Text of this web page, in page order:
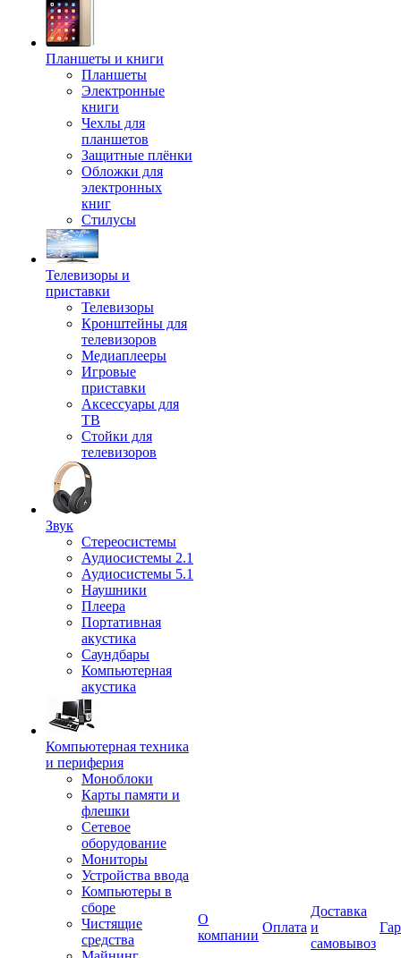
Планшеты и книги
Планшеты
Электронные
книги
Чехлы для
планшетов
Защитные плёнки
Обложки для
электронных
книг
Стилусы
Телевизоры и
приставки
Телевизоры
Кронштейны для
телевизоров
Медиаплееры
Игровые
приставки
Аксессуары для
ТВ
Стойки для
телевизоров
Звук
Стереосистемы
Аудиосистемы 2.1
Аудиосистемы 5.1
Наушники
Плеера
Портативная
акустика
Саундбары
Компьютерная
акустика
Компьютерная техника
и периферия
Моноблоки
Карты памяти и
флешки
Сетевое
оборудование
Мониторы
Устройства ввода
Компьютеры в
сборе
Чистящие
средства
О
компании
Оплата
Доставка
и
самовывоз